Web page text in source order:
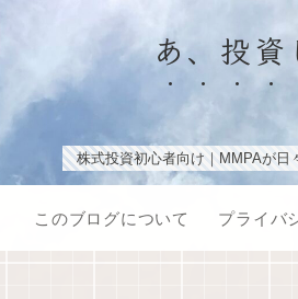
あ、投資
株式投資初心者向け｜MMPAが日
このブログについて プライバ